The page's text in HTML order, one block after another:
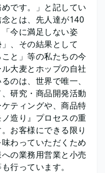
です。」と記してい
とは、先人達が140
今に満足しない姿
、その結果として
と」等の私たちの今
大麦とホップの自社
のは、世界で唯一、
研究・商品開発活動
ティングや、商品特
造り』プロセスの重
お客様にできる限り
わっていただくため
の業務用営業と小売
行っています。